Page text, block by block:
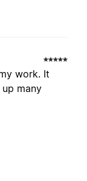
work. It
many